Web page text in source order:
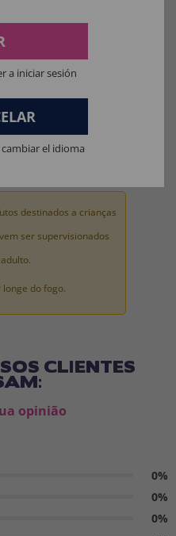
de roupas e perucas: 100%
fantasia completa: 100% PVC.
destinados a crianças
ser supervisionados
do fogo.
CLIENTES
opinião
0%
0%
0%
a iniciar sesión
el idioma